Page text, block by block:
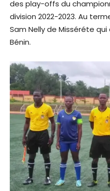
des play-offs du
division 2022-2023. Au
Sam Nelly de Misséréte
Bénin.